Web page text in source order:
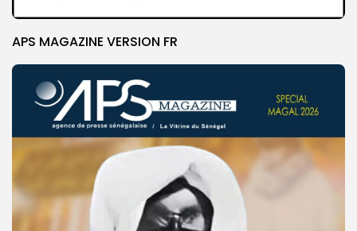
APS MAGAZINE VERSION FR